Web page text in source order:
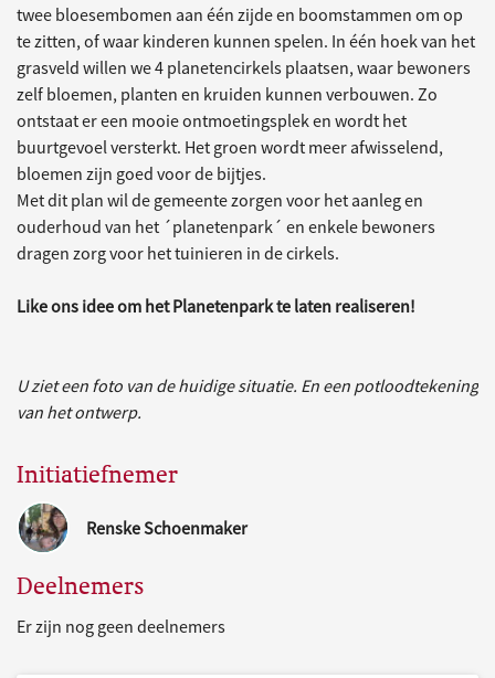
twee bloesembomen aan één zijde en boomstammen om op
te zitten, of waar kinderen kunnen spelen. In één hoek van het
grasveld willen we 4 planetencirkels plaatsen, waar bewoners
zelf bloemen, planten en kruiden kunnen verbouwen. Zo
ontstaat er een mooie ontmoetingsplek en wordt het
buurtgevoel versterkt. Het groen wordt meer afwisselend,
bloemen zijn goed voor de bijtjes.
Met dit plan wil de gemeente zorgen voor het aanleg en
ouderhoud van het ´planetenpark´ en enkele bewoners
dragen zorg voor het tuinieren in de cirkels.
Like ons idee om het Planetenpark te laten realiseren!
U ziet een foto van de huidige situatie. En een potloodtekening
van het ontwerp.
Initiatiefnemer
Renske Schoenmaker
Deelnemers
Er zijn nog geen deelnemers